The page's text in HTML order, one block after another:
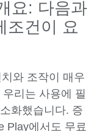
요: 다음과
조건이 요
와 조작이 매우
리는 사용에 필
화했습니다. 증
Play에서도 무료